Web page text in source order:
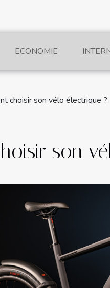
ECONOMIE
choisir son vélo électrique ?
son